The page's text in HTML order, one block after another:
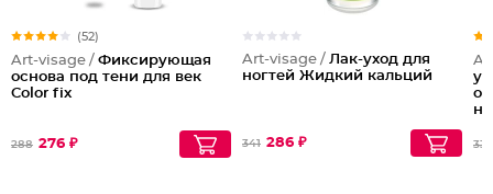
(52)
Art-visage / Фиксирующая
основа под тени для век
Color fix
288 276 ₽
Art-visage / Лак-уход для
ногтей Жидкий кальций
341 286 ₽ 339